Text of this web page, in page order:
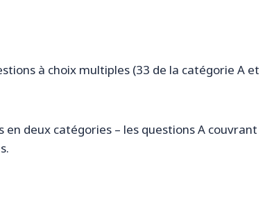
à choix multiples (33 de la catégorie A et
deux catégories – les questions A couvrant